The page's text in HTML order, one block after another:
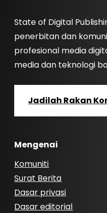
State of Digital
penerbitan dan
profesional media
media dan teknologi
Jadilah Rakan
Mengenai
Komuniti
Surat Berita
Dasar privasi
Dasar editorial